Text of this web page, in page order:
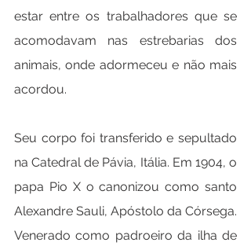
estar entre os trabalhadores que se
acomodavam nas estrebarias dos
animais, onde adormeceu e não mais
acordou.
Seu corpo foi transferido e sepultado
na Catedral de Pávia, Itália. Em 1904, o
papa Pio X o canonizou como santo
Alexandre Sauli, Apóstolo da Córsega.
Venerado como padroeiro da ilha de